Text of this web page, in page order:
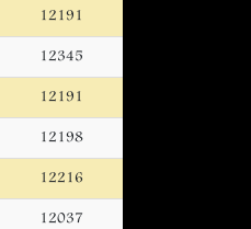
12191
12345
12191
12198
12216
12037